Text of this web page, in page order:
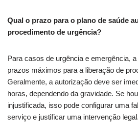
Qual o prazo para o plano de saúde
procedimento de urgência?
Para casos de urgência e emergência,
prazos máximos para a liberação de
Geralmente, a autorização deve ser
horas, dependendo da gravidade. Se
injustificada, isso pode configurar uma
serviço e justificar uma intervenção legal.